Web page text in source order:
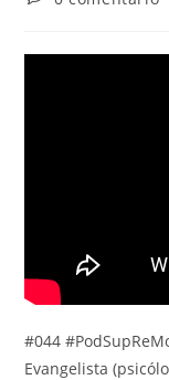
post:
#044
Evangelista